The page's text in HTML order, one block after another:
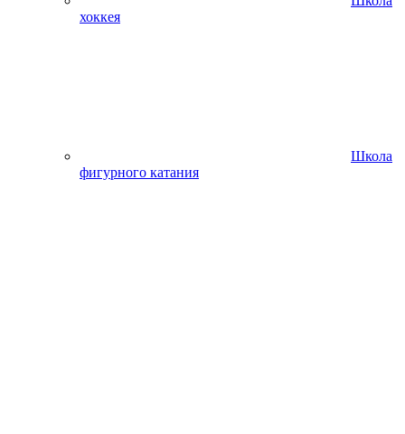
хоккея
Школа
фигурного катания